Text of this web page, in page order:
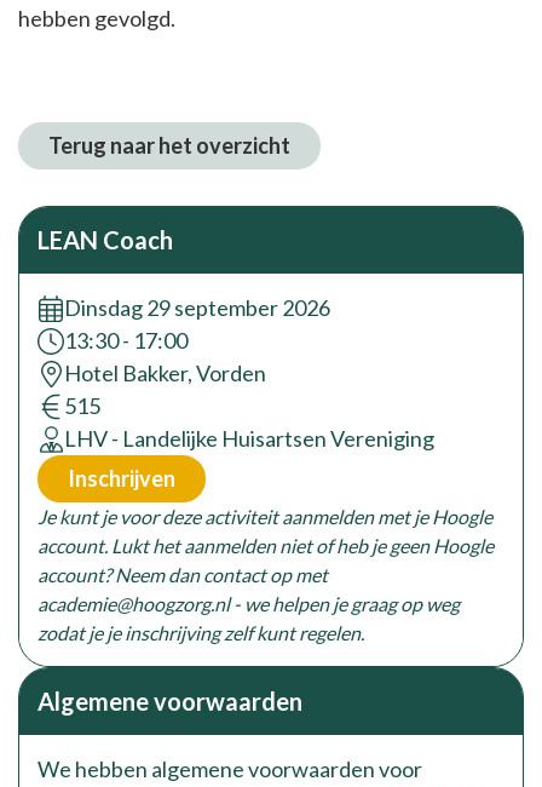
hebben gevolgd.
Terug naar het overzicht
LEAN Coach
Dinsdag 29 september 2026
Tijd:13:30 - 17:00
locatie:
Hotel Bakker, Vorden
prijs:515
opleider:
LHV - Landelijke Huisartsen Vereniging
Inschrijven
Je kunt je voor deze activiteit aanmelden met je Hoogle
account. Lukt het aanmelden niet of heb je geen Hoogle
account? Neem dan contact op met
academie@hoogzorg.nl - we helpen je graag op weg
zodat je je inschrijving zelf kunt regelen.
Algemene voorwaarden
We hebben algemene voorwaarden voor